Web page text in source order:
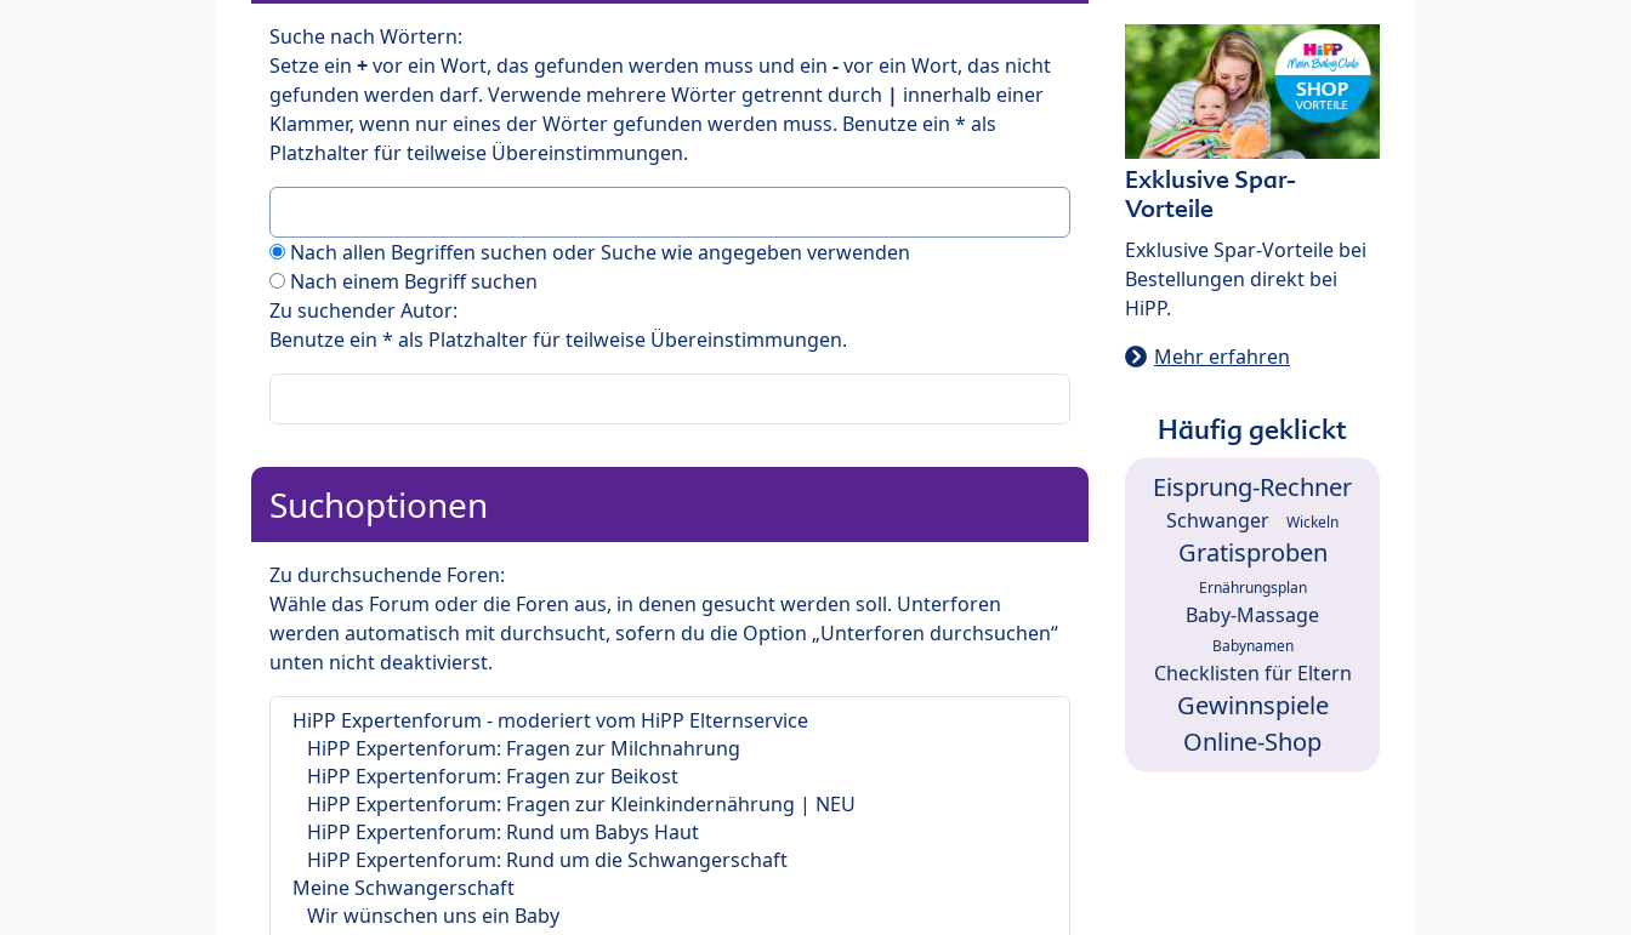
Suche nach Wörtern:
Setze ein +vor ein Wort, das gefunden werden muss und ein -vor ein Wort, das nicht
gefunden werden darf. Verwende mehrere Wörter getrennt durch | innerhalb einer
Klammer, wenn nur eines der Wörter gefunden werden muss. Benutze ein * als
Platzhalter für teilweise Übereinstimmungen.
Nach allen Begriffen suchen oder Suche wie angegeben verwenden
Nach einem Begriff suchen
Zu suchender Autor:
Benutze ein * als Platzhalter für teilweise Übereinstimmungen.
Suchoptionen
Zu durchsuchende Foren:
Wähle das Forum oder die Foren aus, in denen gesucht werden soll. Unterforen
werden automatisch mit durchsucht, sofern du die Option „Unterforen durchsuchen“
unten nicht deaktivierst.
Exklusive Spar-
Vorteile
Exklusive Spar-Vorteile bei
Bestellungen direkt bei
HiPP.
Mehr erfahren
Häufig geklickt
Eisprung-Rechner
Schwanger Wickeln
Gratisproben
Ernährungsplan
Baby-Massage
Babynamen
Checklisten für Eltern
Gewinnspiele
Online-Shop